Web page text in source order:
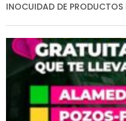
INOCUIDAD DE PRODUCTOS